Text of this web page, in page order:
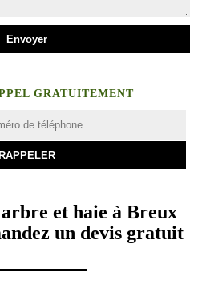
GRATUITEMENT
et haie à Breux
un devis gratuit